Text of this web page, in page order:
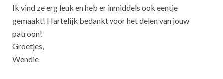
Ik vind ze erg leuk en heb er inmiddels ook eentje
gemaakt! Hartelijk bedankt voor het delen van jouw
patroon!
Groetjes,
Wendie